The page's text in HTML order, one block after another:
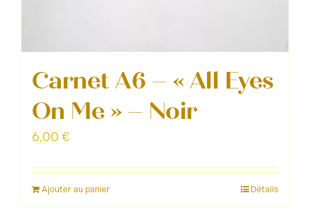
Carnet A6 – « All Eyes
On Me » – Noir
6,00 €
Ajouter au panier Détails